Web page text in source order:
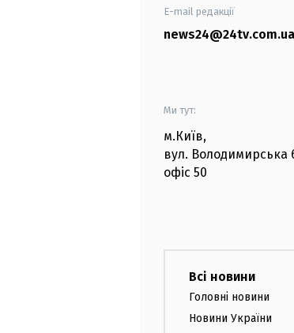
E-mail редакції
news24@24tv.com.ua
Ми тут:
м.Київ,
вул. Володимирська
офіс 50
Всі новини
Головні новини
Новини України